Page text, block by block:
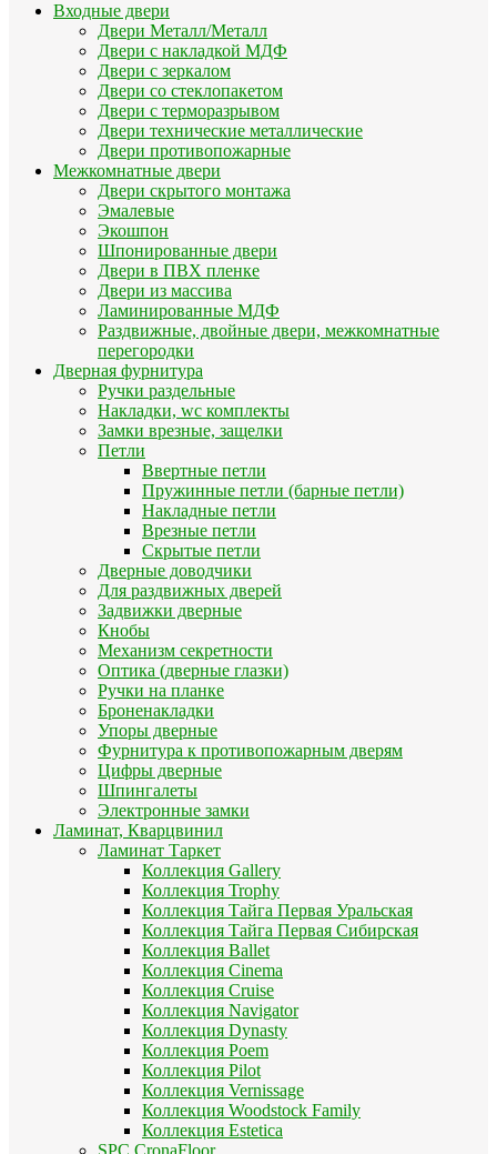
Входные двери
Двери Металл/Металл
Двери с накладкой МДФ
Двери с зеркалом
Двери со стеклопакетом
Двери с терморазрывом
Двери технические металлические
Двери противопожарные
Межкомнатные двери
Двери скрытого монтажа
Эмалевые
Экошпон
Шпонированные двери
Двери в ПВХ пленке
Двери из массива
Ламинированные МДФ
Раздвижные, двойные двери, межкомнатные
перегородки
Дверная фурнитура
Ручки раздельные
Накладки, wc комплекты
Замки врезные, защелки
Петли
Ввертные петли
Пружинные петли (барные петли)
Накладные петли
Врезные петли
Скрытые петли
Дверные доводчики
Для раздвижных дверей
Задвижки дверные
Кнобы
Механизм секретности
Оптика (дверные глазки)
Ручки на планке
Броненакладки
Упоры дверные
Фурнитура к противопожарным дверям
Цифры дверные
Шпингалеты
Электронные замки
Ламинат, Кварцвинил
Ламинат Таркет
Коллекция Gallery
Коллекция Trophy
Коллекция Тайга Первая Уральская
Коллекция Тайга Первая Сибирская
Коллекция Ballet
Коллекция Cinema
Коллекция Cruise
Коллекция Navigator
Коллекция Dynasty
Коллекция Poem
Коллекция Pilot
Коллекция Vernissage
Коллекция Woodstock Family
Коллекция Estetica
SPC CronaFloor